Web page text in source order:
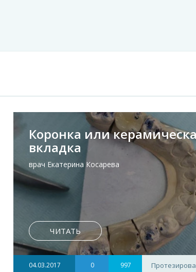
Коронка или
вкладка
врач Екатерина Косарева
ЧИТАТЬ
04.03.2017 0 997